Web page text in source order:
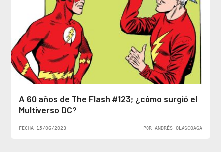
A 60 años de The Flash #123; ¿cómo surgió el
Multiverso DC?
FECHA 15/06/2023 POR ANDRÉS OLASCOAGA